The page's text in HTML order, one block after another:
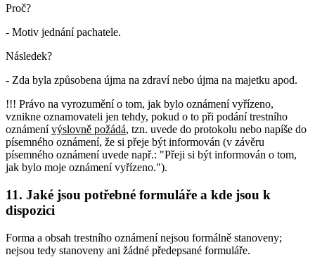
Proč?
- Motiv jednání pachatele.
Následek?
- Zda byla způsobena újma na zdraví nebo újma na majetku apod.
!!! Právo na vyrozumění o tom, jak bylo oznámení vyřízeno,
vznikne oznamovateli jen tehdy, pokud o to při podání trestního
oznámenívýslovně požádá, tzn. uvede do protokolu nebo napíše do
písemného oznámení, že si přeje být informován (v závěru
písemného oznámení uvede např.: "Přeji si být informován o tom,
jak bylo moje oznámení vyřízeno.").
11. Jaké jsou potřebné formuláře a kde jsou k
dispozici
Forma a obsah trestního oznámení nejsou formálně stanoveny;
nejsou tedy stanoveny ani žádné předepsané formuláře.